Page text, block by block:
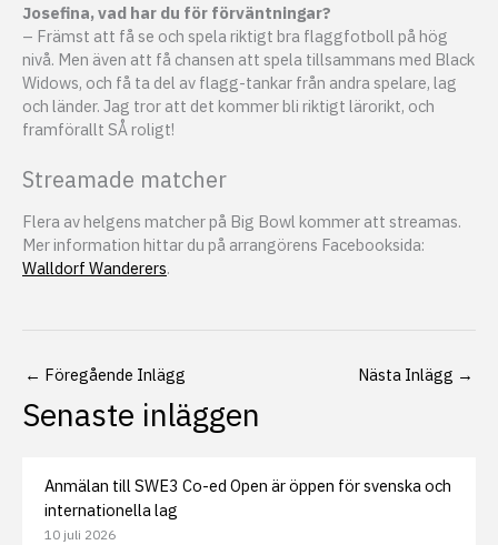
Josefina, vad har du för förväntningar?
– Främst att få se och spela riktigt bra flaggfotboll på hög
nivå. Men även att få chansen att spela tillsammans med Black
Widows, och få ta del av flagg-tankar från andra spelare, lag
och länder. Jag tror att det kommer bli riktigt lärorikt, och
framförallt SÅ roligt!
Streamade matcher
Flera av helgens matcher på Big Bowl kommer att streamas.
Mer information hittar du på arrangörens Facebooksida:
Walldorf Wanderers.
← Föregående Inlägg Nästa Inlägg →
Senaste inläggen
Anmälan till SWE3 Co-ed Open är öppen för svenska och
internationella lag
10 juli 2026